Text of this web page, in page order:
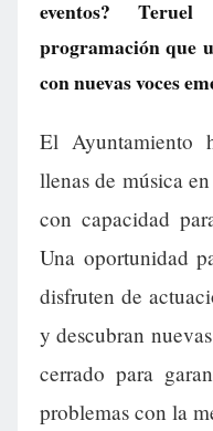
eventos?
programación que
con nuevas voces
El Ayuntamiento
llenas de música
con capacidad
Una oportunidad
disfruten de
y descubran
cerrado para
problemas con la